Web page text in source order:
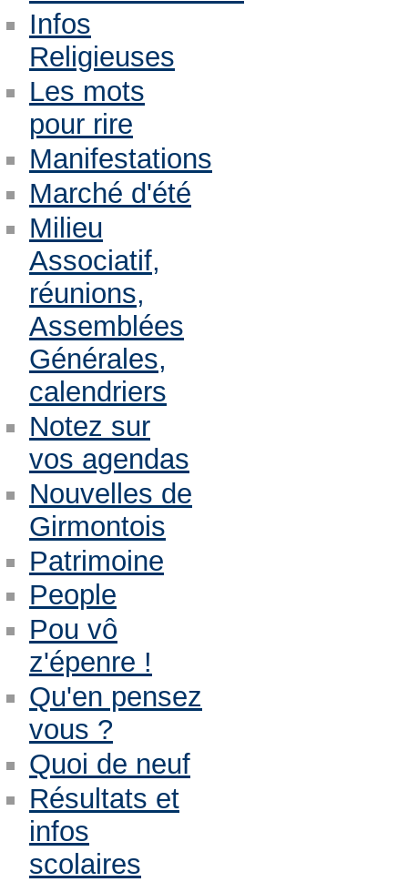
Infos
Religieuses
Les mots
pour rire
Manifestations
Marché d'été
Milieu
Associatif,
réunions,
Assemblées
Générales,
calendriers
Notez sur
vos agendas
Nouvelles de
Girmontois
Patrimoine
People
Pou vô
z'épenre !
Qu'en pensez
vous ?
Quoi de neuf
Résultats et
infos
scolaires